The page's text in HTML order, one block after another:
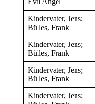
Evil Angel
Kindervater, Jens;
Bülles, Frank
Kindervater, Jens;
Bülles, Frank
Kindervater, Jens;
Bülles, Frank
Kindervater, Jens;